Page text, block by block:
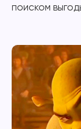
Telegram-канал
Подпишись на
Получай лучшие статьи,
кейсы и советы первым
поиском